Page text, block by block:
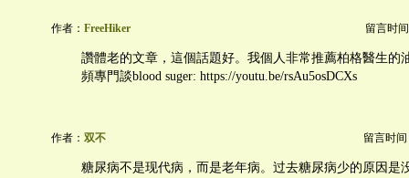
作者： FreeHiker 留言时
讚體老的文章，這個話題好。我個人非常推薦柏格醫生的
頻專門談blood suger: https://youtu.be/rsAu5osDCXs
作者： 双不 留言时间
糖尿病不是现代病，而是老年病。过去糖尿病少的原因是